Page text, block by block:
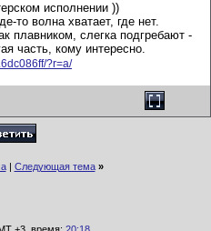
исполнении ))
то волна хватает, где нет.
плавником, слегка подгребают -
часть, кому интересно.
?r=a/
| Следующая тема »